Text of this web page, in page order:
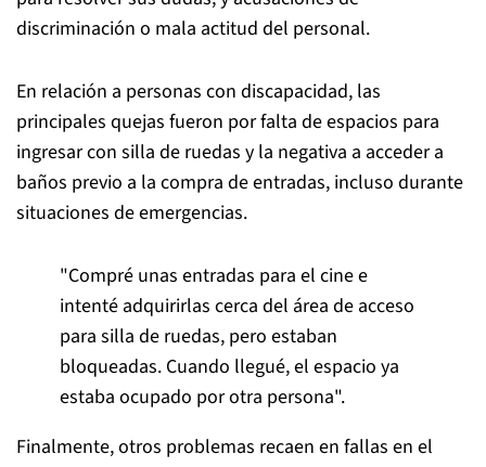
discriminación o mala actitud del personal.
En relación a personas con discapacidad, las
principales quejas fueron por falta de espacios para
ingresar con silla de ruedas y la negativa a acceder a
baños previo a la compra de entradas, incluso durante
situaciones de emergencias.
"Compré unas entradas para el cine e
intenté adquirirlas cerca del área de acceso
para silla de ruedas, pero estaban
bloqueadas. Cuando llegué, el espacio ya
estaba ocupado por otra persona".
Finalmente, otros problemas recaen en fallas en el